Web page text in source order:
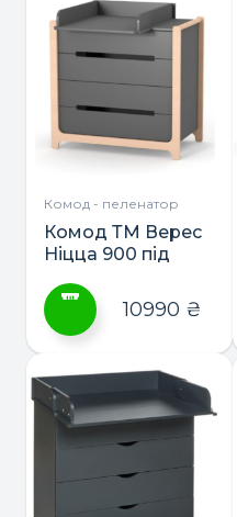
Комод - пеленатор
Комод ТМ Верес
Ніцца 900 під
пеленатор
товар
має
кілька
варіантів.
Параметри
10990 ₴